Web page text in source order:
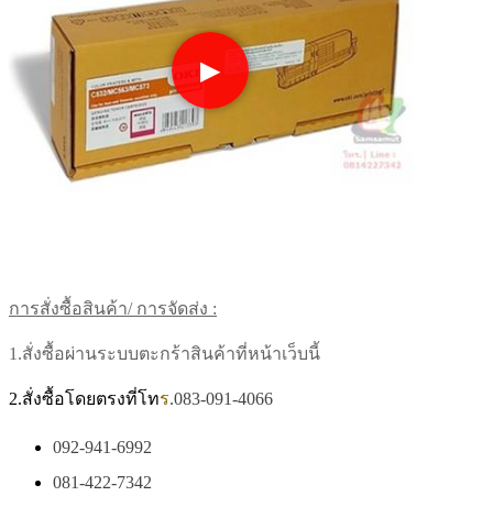
▶
การสั่งซื้อสินค้า/ การจัดส่ง :
1.สั่งซื้อผ่านระบบตะกร้าสินค้าที่หน้าเว็บนี้
2.สั่งซื้อโดยตรงที่โทร.083-091-4066
092-941-6992
081-422-7342